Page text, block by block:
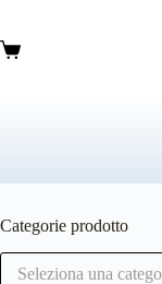
contenuto
Carrello
Categorie prodotto
Seleziona una